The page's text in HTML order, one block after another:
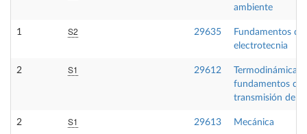
ambiente
1 S2 29635
Fundamentos de
electrotecnia
2 S1 29612
Termodinámica
fundamentos de
transmisión de
2 S1 29613 Mecánica